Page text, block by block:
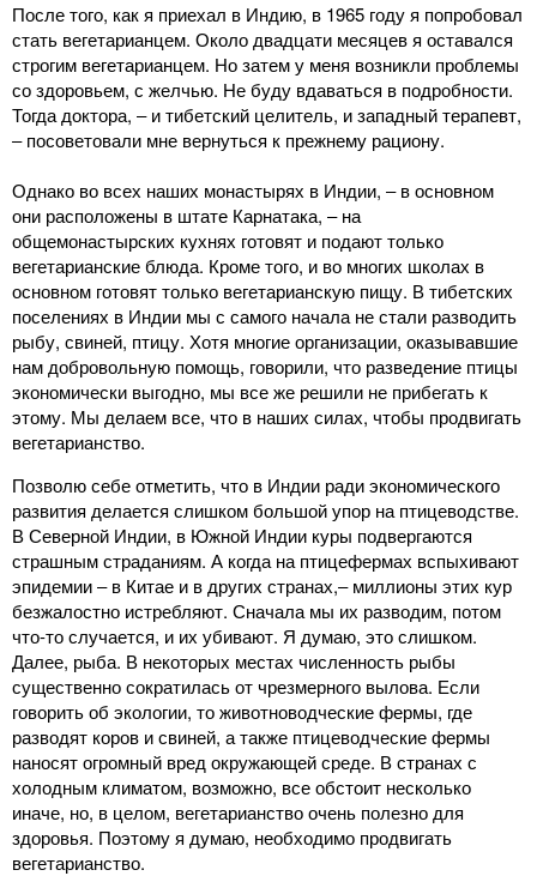
После того, как я приехал в Индию, в 1965 году я попробовал
стать вегетарианцем. Около двадцати месяцев я оставался
строгим вегетарианцем. Но затем у меня возникли проблемы
со здоровьем, с желчью. Не буду вдаваться в подробности.
Тогда доктора, ‒ и тибетский целитель, и западный терапевт,
‒ посоветовали мне вернуться к прежнему рациону.
Однако во всех наших монастырях в Индии, ‒ в основном
они расположены в штате Карнатака, ‒ на
общемонастырских кухнях готовят и подают только
вегетарианские блюда. Кроме того, и во многих школах в
основном готовят только вегетарианскую пищу. В тибетских
поселениях в Индии мы с самого начала не стали разводить
рыбу, свиней, птицу. Хотя многие организации, оказывавшие
нам добровольную помощь, говорили, что разведение птицы
экономически выгодно, мы все же решили не прибегать к
этому. Мы делаем все, что в наших силах, чтобы продвигать
вегетарианство.
Позволю себе отметить, что в Индии ради экономического
развития делается слишком большой упор на птицеводстве.
В Северной Индии, в Южной Индии куры подвергаются
страшным страданиям. А когда на птицефермах вспыхивают
эпидемии ‒ в Китае и в других странах,‒ миллионы этих кур
безжалостно истребляют. Сначала мы их разводим, потом
что-то случается, и их убивают. Я думаю, это слишком.
Далее, рыба. В некоторых местах численность рыбы
существенно сократилась от чрезмерного вылова. Если
говорить об экологии, то животноводческие фермы, где
разводят коров и свиней, а также птицеводческие фермы
наносят огромный вред окружающей среде. В странах с
холодным климатом, возможно, все обстоит несколько
иначе, но, в целом, вегетарианство очень полезно для
здоровья. Поэтому я думаю, необходимо продвигать
вегетарианство.